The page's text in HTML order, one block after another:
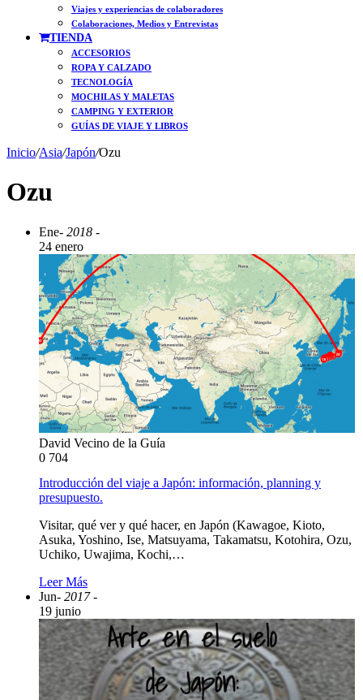
Viajes y experiencias de colaboradores
Colaboraciones, Medios y Entrevistas
TIENDA
ACCESORIOS
ROPA Y CALZADO
TECNOLOGÍA
MOCHILAS Y MALETAS
CAMPING Y EXTERIOR
GUÍAS DE VIAJE Y LIBROS
Inicio/Asia/Japón/Ozu
Ozu
Ene- 2018 -
24 enero
David Vecino de la Guía
0 704
Introducción del viaje a Japón: información, planning y
presupuesto.
Visitar, qué ver y qué hacer, en Japón (Kawagoe, Kioto,
Asuka, Yoshino, Ise, Matsuyama, Takamatsu, Kotohira, Ozu,
Uchiko, Uwajima, Kochi,…
Leer Más
Jun- 2017 -
19 junio